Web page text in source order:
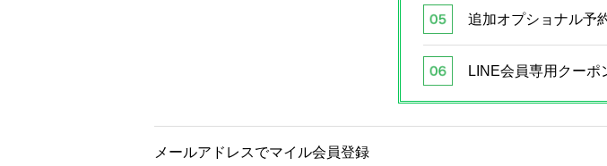
追加オプショナル予
LINE会員専用クーポ
メールアドレスでマイル会員登録